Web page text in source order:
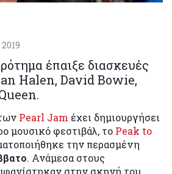
έπαιξε διασκευές
Halen, David Bowie,
Pearl Jam έχει δημιουργήσει
μουσικό φεστιβάλ, το Peak to
την περασμένη
. Ανάμεσα στους
στην σκηνή του